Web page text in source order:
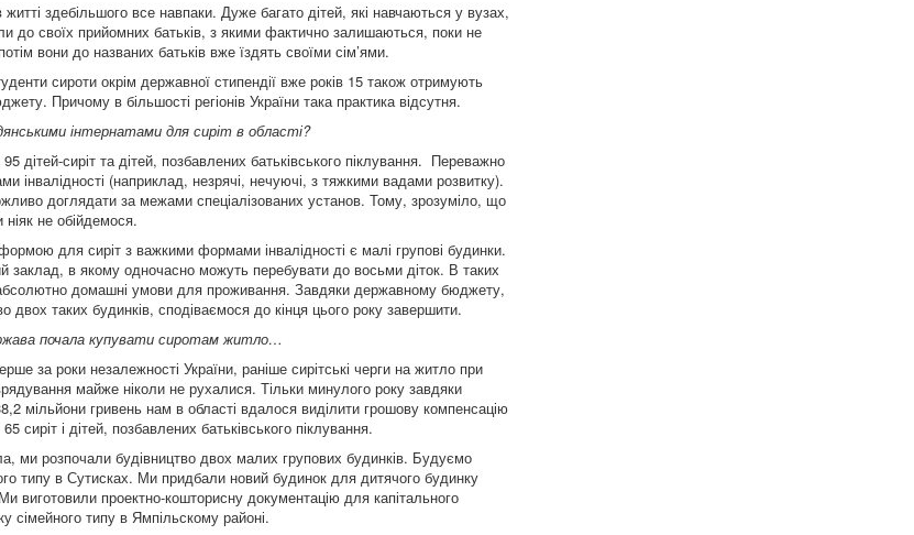
здебільшого все навпаки. Дуже багато дітей, які навчаються у вузах,
до своїх прийомних батьків, з якими фактично залишаються, поки не
вони до названих батьків вже їздять своїми сім’ями.
сироти окрім державної стипендії вже років 15 також отримують
Причому в більшості регіонів України така практика відсутня.
інтернатами для сиріт в області?
дітей-сиріт та дітей, позбавлених батьківського піклування. Переважно
інвалідності (наприклад, незрячі, нечуючі, з тяжкими вадами розвитку).
доглядати за межами спеціалізованих установ. Тому, зрозуміло, що
не обійдемося.
для сиріт з важкими формами інвалідності є малі групові будинки.
заклад, в якому одночасно можуть перебувати до восьми діток. В таких
домашні умови для проживання. Завдяки державному бюджету,
двох таких будинків, сподіваємося до кінця цього року завершити.
почала купувати сиротам житло…
за роки незалежності України, раніше сирітські черги на житло при
майже ніколи не рухалися. Тільки минулого року завдяки
мільйони гривень нам в області вдалося виділити грошову компенсацію
сиріт і дітей, позбавлених батьківського піклування.
ми розпочали будівництво двох малих групових будинків. Будуємо
типу в Сутисках. Ми придбали новий будинок для дитячого будинку
виготовили проектно-кошторисну документацію для капітального
сімейного типу в Ямпільскому районі.